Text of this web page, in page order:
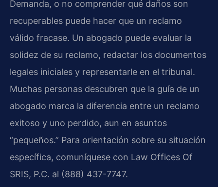
Demanda, o no comprender qué daños son
recuperables puede hacer que un reclamo
válido fracase. Un abogado puede evaluar la
solidez de su reclamo, redactar los documentos
legales iniciales y representarle en el tribunal.
Muchas personas descubren que la guía de un
abogado marca la diferencia entre un reclamo
exitoso y uno perdido, aun en asuntos
“pequeños.” Para orientación sobre su situación
específica, comuníquese con Law Offices Of
SRIS, P.C. al (888) 437-7747.